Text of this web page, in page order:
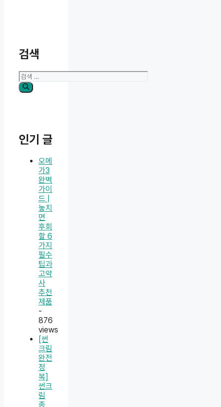
검색
검
색:
인기 글
오메
가3
완벽
가이
드 |
놓치
면
후회
할 6
가지
필수
팁과
고약
사
추천
제품
-
876
views
[썬
크림
완전
정
복]
썬크
림
종